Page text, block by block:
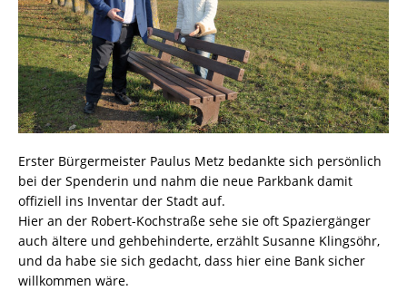
Erster Bürgermeister Paulus Metz bedankte sich persönlich
bei der Spenderin und nahm die neue Parkbank damit
offiziell ins Inventar der Stadt auf.
Hier an der Robert-Kochstraße sehe sie oft Spaziergänger
auch ältere und gehbehinderte, erzählt Susanne Klingsöhr,
und da habe sie sich gedacht, dass hier eine Bank sicher
willkommen wäre.